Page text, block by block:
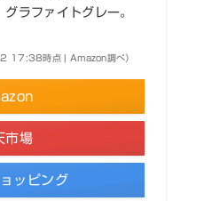
ラファイトグレー。
時点 | Amazon調べ）
市場
ッピング